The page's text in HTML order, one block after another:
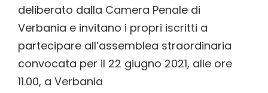
deliberato dalla Camera Penale di
Verbania e invitano i propri iscritti a
partecipare all’assemblea straordinaria
convocata per il 22 giugno 2021, alle ore
11.00, a Verbania